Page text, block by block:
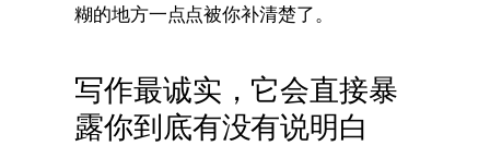
糊的地方一点点被你补清楚了。
写作最诚实，它会直接暴
露你到底有没有说明白